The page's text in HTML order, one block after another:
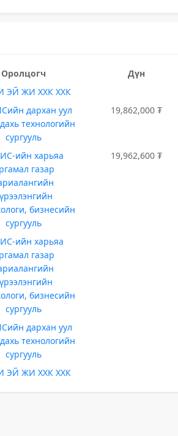
Оролцогч Дүн
ЭЙ ЖИ ХХК ХХК
дархан уул
технологийн
сургууль
19,862,000 ₮
ийн харьяа
газар
бизнесийн
сургууль
19,962,600 ₮
ийн харьяа
газар
бизнесийн
сургууль
дархан уул
технологийн
сургууль
ЭЙ ЖИ ХХК ХХК